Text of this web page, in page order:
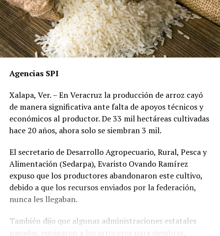
Agencias SPI
Xalapa, Ver. – En Veracruz la producción de arroz cayó
de manera significativa ante falta de apoyos técnicos y
económicos al productor. De 33 mil hectáreas cultivadas
hace 20 años, ahora solo se siembran 3 mil.
El secretario de Desarrollo Agropecuario, Rural, Pesca y
Alimentación (Sedarpa), Evaristo Ovando Ramírez
expuso que los productores abandonaron este cultivo,
debido a que los recursos enviados por la federación,
nunca les llegaban.
También dijo que algunas administraciones estatales
pasadas, equiparon a los arroceros para siembras,